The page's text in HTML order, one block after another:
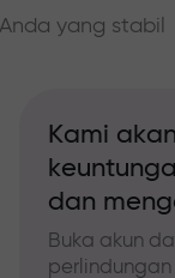
yang stabil
Kami
dan
Buka akun